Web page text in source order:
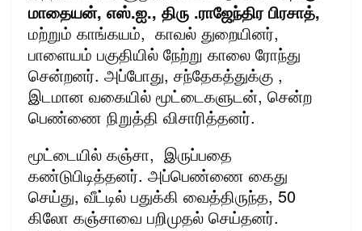
மாதையன், எஸ்.ஐ., திரு .ராஜேந்திர பிரசாத்,
மற்றும் காங்கயம், காவல் துறையினர்,
பாளையம் பகுதியில் நேற்று காலை ரோந்து
சென்றனர். அப்போது, சந்தேகத்துக்கு ,
இடமான வகையில் மூட்டைகளுடன், சென்ற
பெண்ணை நிறுத்தி விசாரித்தனர்.
மூட்டையில் கஞ்சா, இருப்பதை
கண்டுபிடித்தனர். அப்பெண்ணை கைது
செய்து, வீட்டில் பதுக்கி வைத்திருந்த, 50
கிலோ கஞ்சாவை பறிமுதல் செய்தனர்.